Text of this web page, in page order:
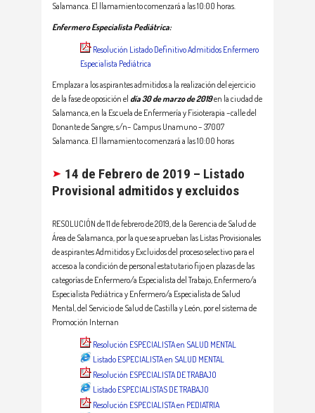
Salamanca. El llamamiento comenzará a las 10:00 horas.
Enfermero Especialista Pediátrica:
Resolución Listado Definitivo Admitidos Enfermero
Especialista Pediátrica
Emplazar a los aspirantes admitidos a la realización del ejercicio
de la fase de oposición el día 30 de marzo de 2019en la ciudad de
Salamanca, en la Escuela de Enfermería y Fisioterapia –calle del
Donante de Sangre, s/n– Campus Unamuno – 37007
Salamanca. El llamamiento comenzará a las 10:00 horas
14 de Febrero de 2019 – Listado
Provisional admitidos y excluidos
RESOLUCIÓN de 11 de febrero de 2019, de la Gerencia de Salud de
Área de Salamanca, por la que se aprueban las Listas Provisionales
de aspirantes Admitidos y Excluidos del proceso selectivo para el
acceso a la condición de personal estatutario fijo en plazas de las
categorías de Enfermero/a Especialista del Trabajo, Enfermero/a
Especialista Pediátrica y Enfermero/a Especialista de Salud
Mental, del Servicio de Salud de Castilla y León, por el sistema de
Promoción Internan
Resolución ESPECIALISTA en SALUD MENTAL
Listado ESPECIALISTA en SALUD MENTAL
Resolución ESPECIALISTA DE TRABAJO
Listado ESPECIALISTAS DE TRABAJO
Resolución ESPECIALISTA en PEDIATRIA